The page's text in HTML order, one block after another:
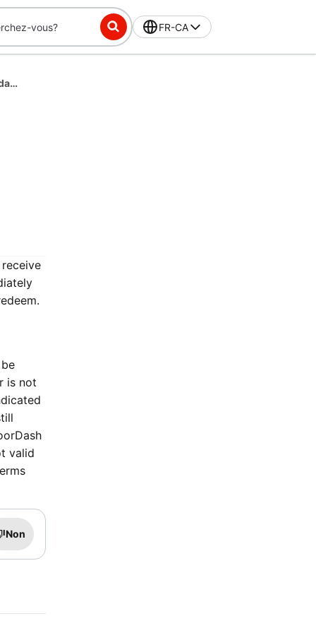
FR-CA
DashPass-Exclusive Challenge: Place 13 orders in 28 days, get $7 off
is not
valid
Non